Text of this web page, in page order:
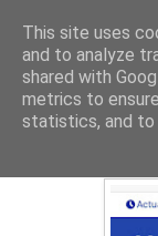
Cronici
Ciolacu
This site uses
and to analyze
shared with
metrics to
statistics, and to